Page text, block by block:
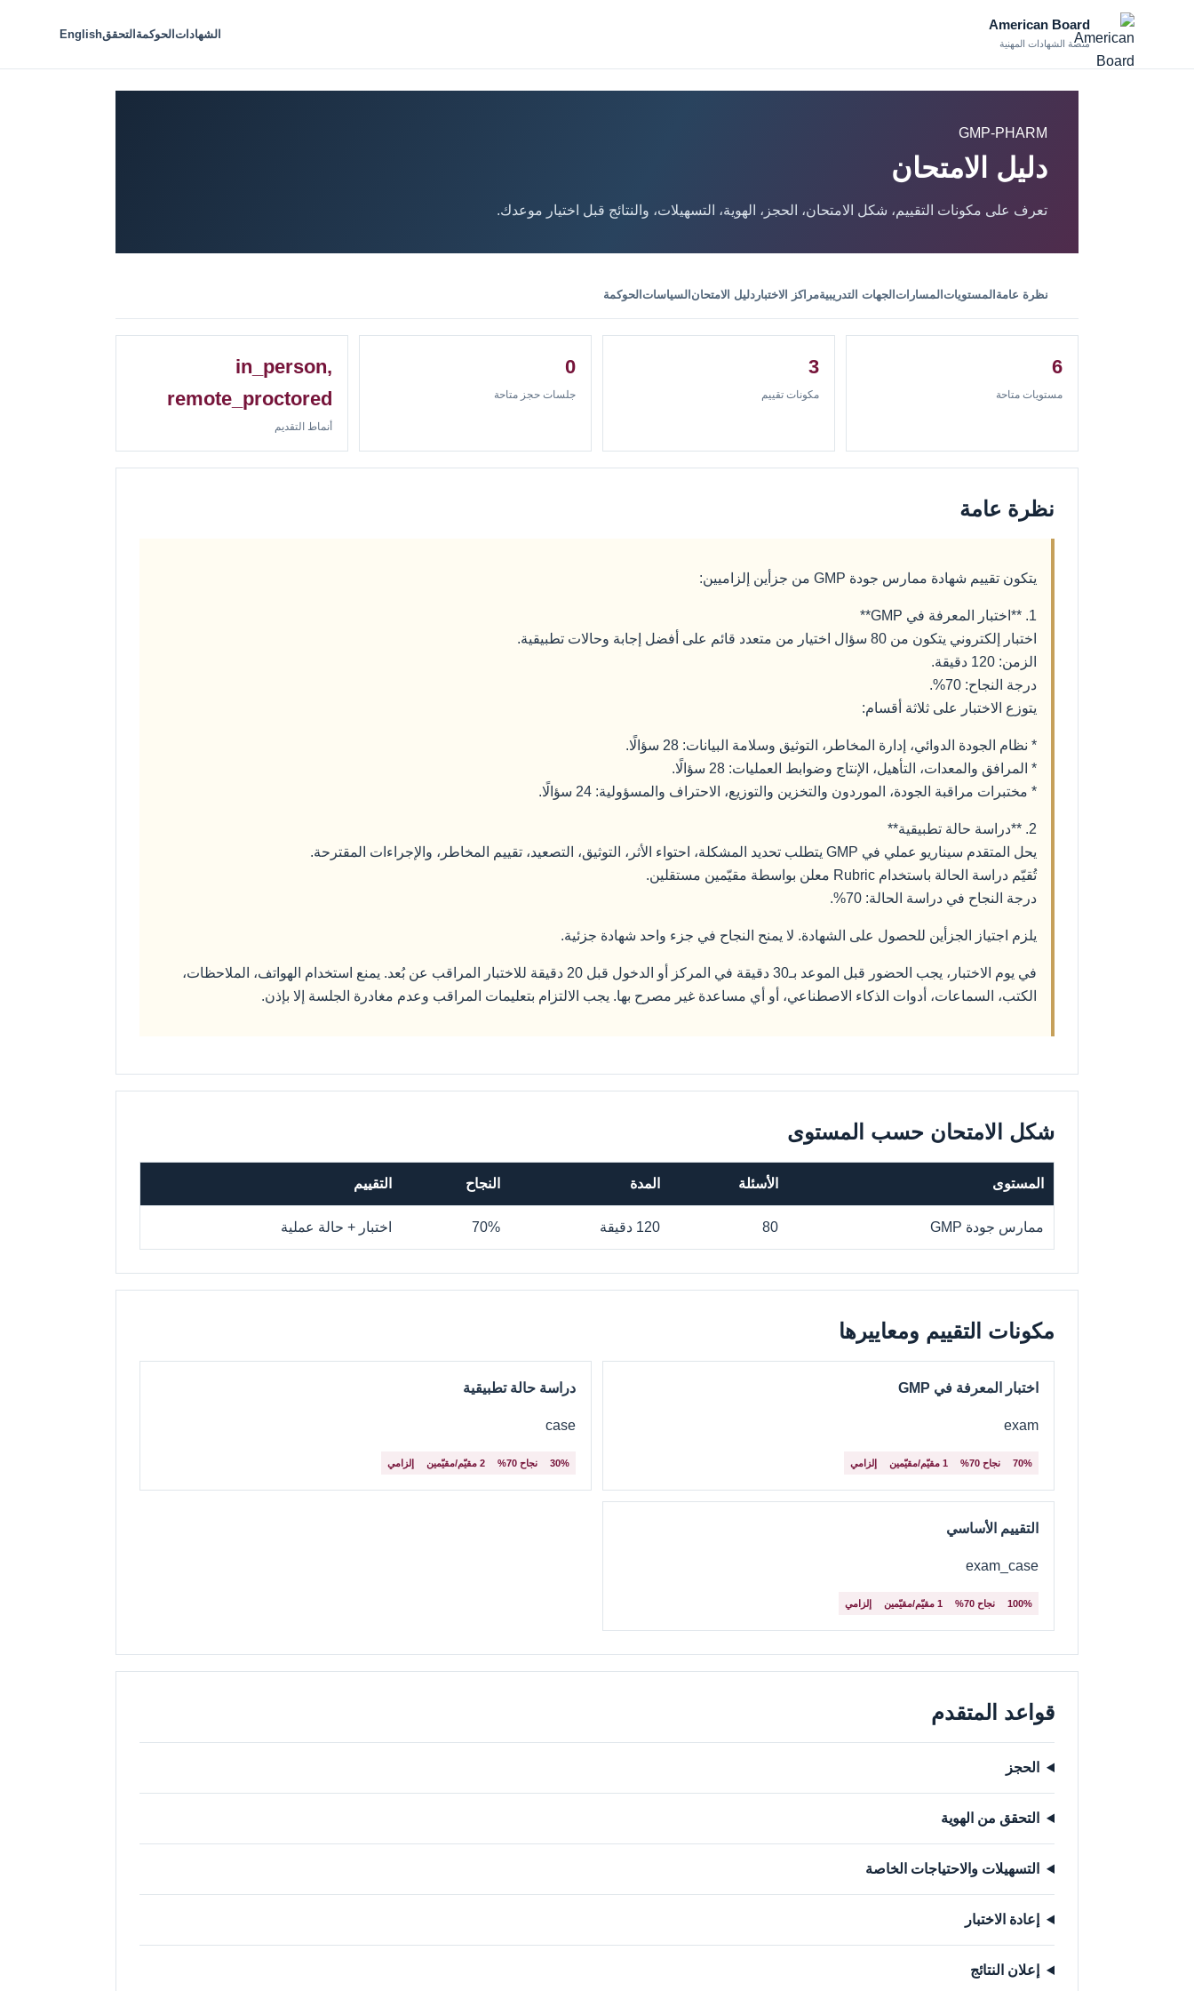
American Board
منصة الشهادات المهنية
الشهاداتالحوكمة التحققEnglish
GMP-PHARM
دليل الامتحان
تعرف على مكونات التقييم، شكل الامتحان، الحجز، الهوية، التسهيلات، والنتائج قبل اختيار موعدك.
نظرة عامة المستويات المسارات الجهات التدريبيةمراكز الاختبار دليل الامتحان السياسات الحوكمة
6
مستويات متاحة
3
مكونات تقييم
0
جلسات حجز متاحة
in_person,
remote_proctored
أنماط التقديم
نظرة عامة
يتكون تقييم شهادة ممارس جودة GMP من جزأين إلزاميين:
1. **اختبار المعرفة في GMP**
اختبار إلكتروني يتكون من 80 سؤال اختيار من متعدد قائم على أفضل إجابة وحالات تطبيقية.
الزمن: 120 دقيقة.
درجة النجاح: 70%.
يتوزع الاختبار على ثلاثة أقسام:
* نظام الجودة الدوائي، إدارة المخاطر، التوثيق وسلامة البيانات: 28 سؤالًا.
* المرافق والمعدات، التأهيل، الإنتاج وضوابط العمليات: 28 سؤالًا.
* مختبرات مراقبة الجودة، الموردون والتخزين والتوزيع، الاحتراف والمسؤولية: 24 سؤالًا.
2. **دراسة حالة تطبيقية**
يحل المتقدم سيناريو عملي في GMP يتطلب تحديد المشكلة، احتواء الأثر، التوثيق، التصعيد، تقييم المخاطر، والإجراءات المقترحة.
تُقيّم دراسة الحالة باستخدام Rubric معلن بواسطة مقيّمين مستقلين.
درجة النجاح في دراسة الحالة: 70%.
يلزم اجتياز الجزأين للحصول على الشهادة. لا يمنح النجاح في جزء واحد شهادة جزئية.
في يوم الاختبار، يجب الحضور قبل الموعد بـ30 دقيقة في المركز أو الدخول قبل 20 دقيقة للاختبار المراقب عن بُعد. يمنع استخدام الهواتف، الملاحظات،
الكتب، السماعات، أدوات الذكاء الاصطناعي، أو أي مساعدة غير مصرح بها. يجب الالتزام بتعليمات المراقب وعدم مغادرة الجلسة إلا بإذن.
شكل الامتحان حسب المستوى
المستوى الأسئلة المدة النجاح التقييم
ممارس جودة GMP 80 120 دقيقة 70% اختبار + حالة عملية
مكونات التقييم ومعاييرها
اختبار المعرفة في GMP
exam
70% نجاح 70% 1 مقيّم/مقيّمين إلزامي
دراسة حالة تطبيقية
case
30% نجاح 70% 2 مقيّم/مقيّمين إلزامي
التقييم الأساسي
exam_case
100% نجاح 70% 1 مقيّم/مقيّمين إلزامي
قواعد المتقدم
الحجز
التحقق من الهوية
التسهيلات والاحتياجات الخاصة
إعادة الاختبار
إعلان النتائج